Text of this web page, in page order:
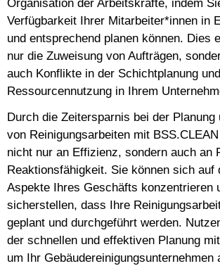
Organisation der Arbeitskräfte, indem
Verfügbarkeit Ihrer Mitarbeiter*innen in
und entsprechend planen können. Dies
nur die Zuweisung von Aufträgen,
auch Konflikte in der Schichtplanung
Ressourcennutzung in Ihrem
Durch die Zeitersparnis bei der Planung
von Reinigungsarbeiten mit
nicht nur an Effizienz, sondern auch an
Reaktionsfähigkeit. Sie können sich auf
Aspekte Ihres Geschäfts konzentrieren
sicherstellen, dass Ihre
geplant und durchgeführt werden.
der schnellen und effektiven Planung
um Ihr Gebäudereinigungsunternehmen